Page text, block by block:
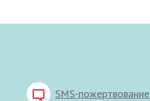
SMS-пожертвование